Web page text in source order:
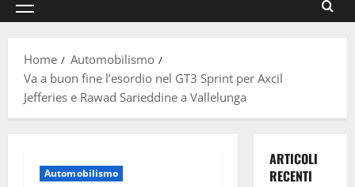
Menu
Home
Automobilismo
Va a buon fine l’esordio nel GT3 Sprint per Axcil
Jefferies e Rawad Sarieddine a Vallelunga
Automobilismo
ARTICOLI
RECENTI